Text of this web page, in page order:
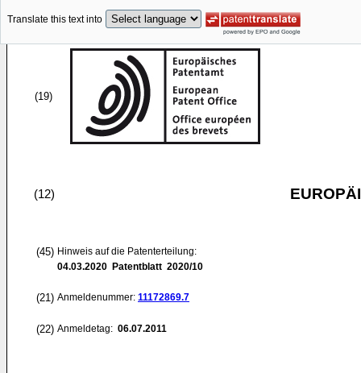
Translate this text into
(19)
(12)
(45) Hinweis auf die Patenterteilung:
04.03.2020 Patentblatt 2020/10
(21) Anmeldenummer: 11172869.7
(22) Anmeldetag: 06.07.2011